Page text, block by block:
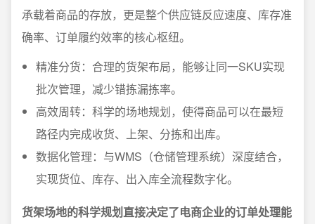
承载着商品的存放，更是整个供应链反应速度、库存准
确率、订单履约效率的核心枢纽。
精准分货：合理的货架布局，能够让同一SKU实现
批次管理，减少错拣漏拣率。
高效周转：科学的场地规划，使得商品可以在最短
路径内完成收货、上架、分拣和出库。
数据化管理：与WMS（仓储管理系统）深度结合，
实现货位、库存、出入库全流程数字化。
货架场地的科学规划直接决定了电商企业的订单处理能